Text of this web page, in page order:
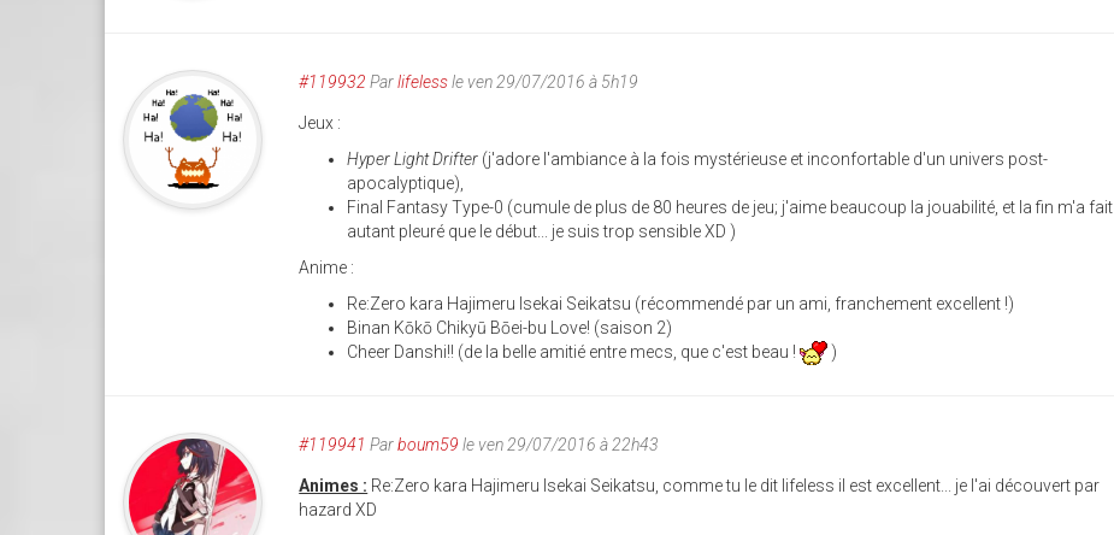
#119932 Parlifelessle ven 29/07/2016 à 5h19
Jeux :
Hyper Light Drifter (j'adore l'ambiance à la fois mystérieuse et inconfortable d'un univers post-
apocalyptique),
Final Fantasy Type-0 (cumule de plus de 80 heures de jeu; j'aime beaucoup la jouabilité, et la fin m'a fait
autant pleuré que le début... je suis trop sensible XD )
Anime :
Re:Zero kara Hajimeru Isekai Seikatsu (récommendé par un ami, franchement excellent !)
Binan Kōkō Chikyū Bōei-bu Love! (saison 2)
Cheer Danshi!! (de la belle amitié entre mecs, que c'est beau !
)
#119941 Parboum59 le ven 29/07/2016 à 22h43
Animes : Re:Zero kara Hajimeru Isekai Seikatsu, comme tu le dit lifeless il est excellent... je l'ai découvert par
hazard XD